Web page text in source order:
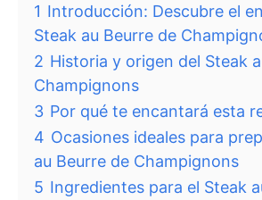
1 Introducción: Descubre el
Steak au Beurre de
2 Historia y origen del Steak
Champignons
3 Por qué te encantará esta
4 Ocasiones ideales para
au Beurre de Champignons
5 Ingredientes para el Steak